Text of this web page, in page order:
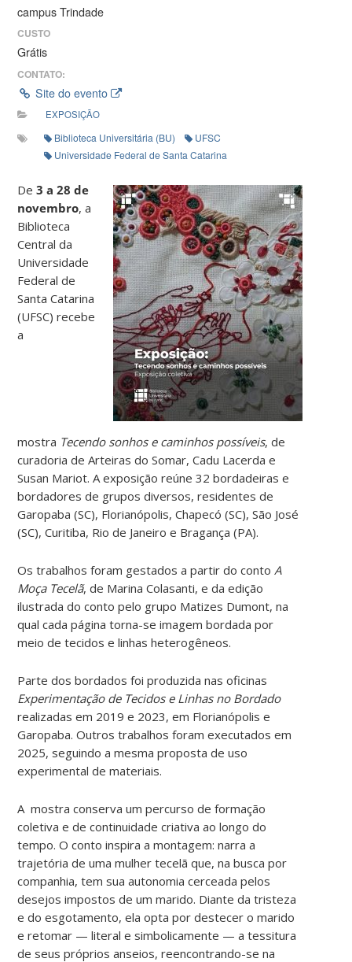
campus Trindade
CUSTO
Grátis
CONTATO:
Site do evento
EXPOSIÇÃO
Biblioteca Universitária (BU)
UFSC
Universidade Federal de Santa Catarina
De3 a 28 de
novembro, a
Biblioteca
Central da
Universidade
Federal de
Santa Catarina
(UFSC) recebe
a
mostra Tecendo sonhos e caminhos possíveis, de
curadoria de Arteiras do Somar, Cadu Lacerda e
Susan Mariot. A exposição reúne 32 bordadeiras e
bordadores de grupos diversos, residentes de
Garopaba (SC), Florianópolis, Chapecó (SC), São José
(SC), Curitiba, Rio de Janeiro e Bragança (PA).
Os trabalhos foram gestados a partir do conto A
Moça Tecelã, de Marina Colasanti, e da edição
ilustrada do conto pelo grupo Matizes Dumont, na
qual cada página torna-se imagem bordada por
meio de tecidos e linhas heterogêneos.
Parte dos bordados foi produzida nas oficinas
Experimentação de Tecidos e Linhas no Bordado
realizadas em 2019 e 2023, em Florianópolis e
Garopaba. Outros trabalhos foram executados em
2025, seguindo a mesma proposta de uso
experimental de materiais.
A mostra conserva um percurso de formação
coletiva e de continuidade criativa ao longo do
tempo. O conto inspira a montagem: narra a
trajetória de uma mulher tecelã que, na busca por
companhia, tem sua autonomia cerceada pelos
desejos impostos de um marido. Diante da tristeza
e do esgotamento, ela opta por destecer o marido
e retomar — literal e simbolicamente — a tessitura
de seus próprios anseios, reencontrando-se na